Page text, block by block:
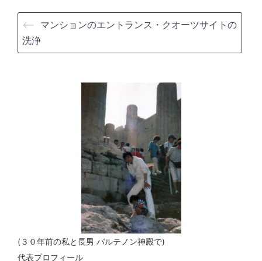
⟵
マンションのエントランス・クオーツサイトの
洗浄
(３０年前の私と長男 パルテノン神殿で)
代表プロフィール